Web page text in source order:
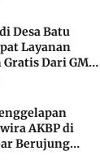
Desa Batu
Layanan
Gratis Dari GMNI
Andini
Sulbar
AKBP di
Berujung